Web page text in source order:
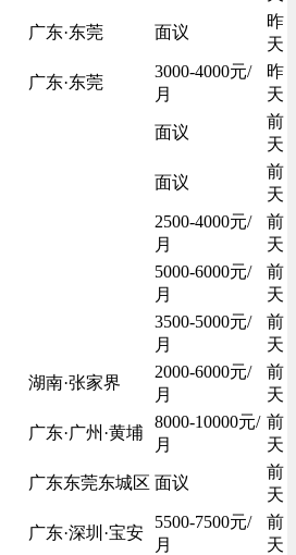
广东·东莞 面议
昨
天
广东·东莞
3000-4000元/
月
昨
天
面议
前
天
面议
前
天
2500-4000元/
月
前
天
5000-6000元/
月
前
天
3500-5000元/
月
前
天
湖南·张家界
2000-6000元/
月
前
天
广东·广州·黄埔
8000-10000元/
月
前
天
广东东莞东城区 面议
前
天
广东·深圳·宝安
5500-7500元/
月
前
天